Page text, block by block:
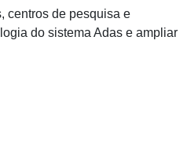
centros de pesquisa e
do sistema Adas e ampliar